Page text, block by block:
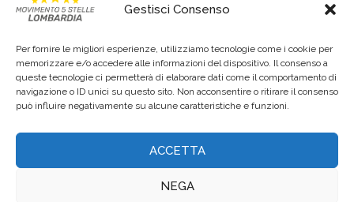
Gestisci Consenso
Per fornire le migliori esperienze, utilizziamo tecnologie come i cookie per
memorizzare e/o accedere alle informazioni del dispositivo. Il consenso a
queste tecnologie ci permetterà di elaborare dati come il comportamento di
navigazione o ID unici su questo sito. Non acconsentire o ritirare il consenso
può influire negativamente su alcune caratteristiche e funzioni.
ACCETTA
NEGA
COLLEGAMENTI PRINCIPALI
Contattaci
Privacy Policy